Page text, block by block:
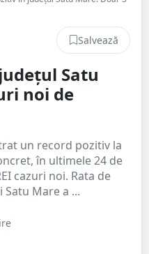
Salvează
Satu
noi de
un record pozitiv la
în ultimele 24 de
cazuri noi. Rata de
Mare a ...